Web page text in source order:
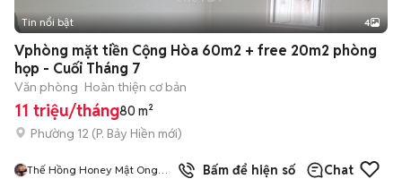
Tin nổi bật 4
Vphòng mặt tiền Cộng Hòa 60m2 + free 20m2 phòng
họp - Cuối Tháng 7
Văn phòng Hoàn thiện cơ bản
11 triệu/tháng80 m²
Phường 12 (P. Bảy Hiền mới)
Thế Hồng Honey Mật Ong
6đã bán
Bấm để hiện số Chat